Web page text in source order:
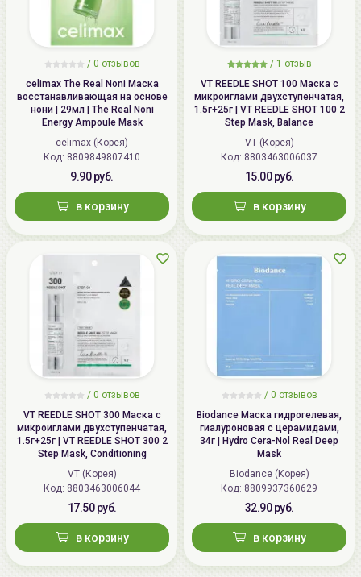
/ 0 отзывов
celimax The Real Noni Маска
восстанавливающая на основе
нони | 29мл | The Real Noni
Energy Ampoule Mask
celimax (Корея)
Код: 8809849807410
9.90 руб.
в корзину
/ 1 отзыв
VT REEDLE SHOT 100 Маска с
микроиглами двухступенчатая,
1.5г+25г | VT REEDLE SHOT 100 2
Step Mask, Balance
VT (Корея)
Код: 8803463006037
15.00 руб.
в корзину
/ 0 отзывов
VT REEDLE SHOT 300 Маска с
микроиглами двухступенчатая,
1.5г+25г | VT REEDLE SHOT 300 2
Step Mask, Conditioning
VT (Корея)
Код: 8803463006044
17.50 руб.
в корзину
/ 0 отзывов
Biodance Маска гидрогелевая,
гиалуроновая с церамидами,
34г | Hydro Cera-Nol Real Deep
Mask
Biodance (Корея)
Код: 8809937360629
32.90 руб.
в корзину